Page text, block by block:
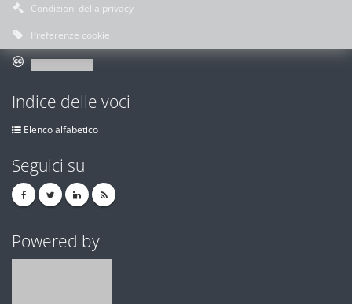
Condizioni della privacy
Preferenze cookie
Indice delle voci
Elenco alfabetico
Seguici su
Powered by